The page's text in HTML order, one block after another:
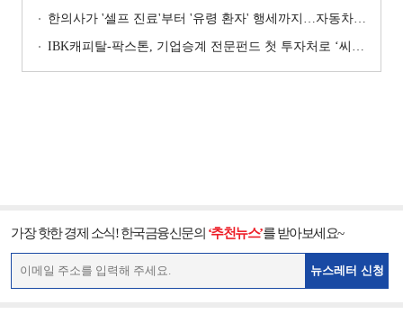
한의사가 '셀프 진료'부터 '유령 환자' 행세까지…자동차보험 악용 심각 [경상환자 8주룰 도입 초읽기]
IBK캐피탈-팍스톤, 기업승계 전문펀드 첫 투자처로 ‘씨엠디기술단’ 낙점 [캐피탈사 돋보기]
가장 핫한 경제 소식! 한국금융신문의 ‘추천뉴스’를 받아보세요~
뉴스레터 신청